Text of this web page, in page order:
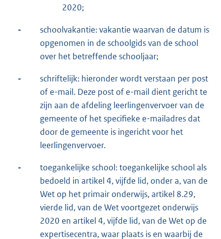
2020;
-
schoolvakantie: vakantie waarvan de datum is
opgenomen in de schoolgids van de school
over het betreffende schooljaar;
-
schriftelijk: hieronder wordt verstaan per post
of e-mail. Deze post of e-mail dient gericht te
zijn aan de afdeling leerlingenvervoer van de
gemeente of het specifieke e-mailadres dat
door de gemeente is ingericht voor het
leerlingenvervoer.
-
toegankelijke school: toegankelijke school als
bedoeld in artikel 4, vijfde lid, onder a, van de
Wet op het primair onderwijs, artikel 8.29,
vierde lid, van de Wet voortgezet onderwijs
2020 en artikel 4, vijfde lid, van de Wet op de
expertisecentra, waar plaats is en waarbij de